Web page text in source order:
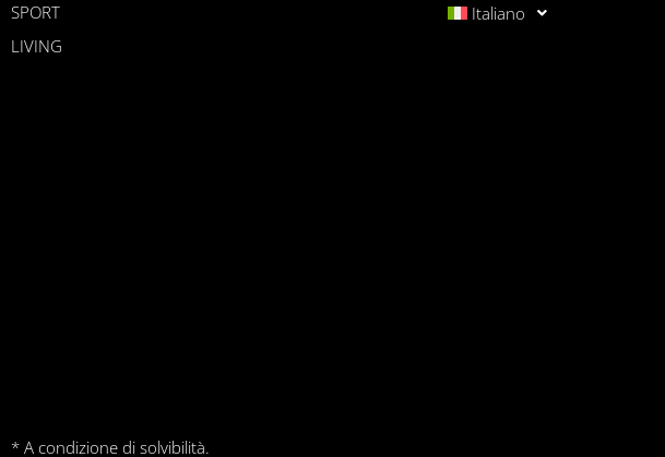
SPORT
LIVING
Italiano
* A condizione di solvibilità.